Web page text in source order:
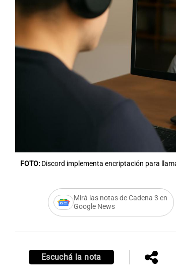
FOTO: Discord implementa encriptación para
Mirá las notas de Cadena 3 en
Google News
Escuchá la nota